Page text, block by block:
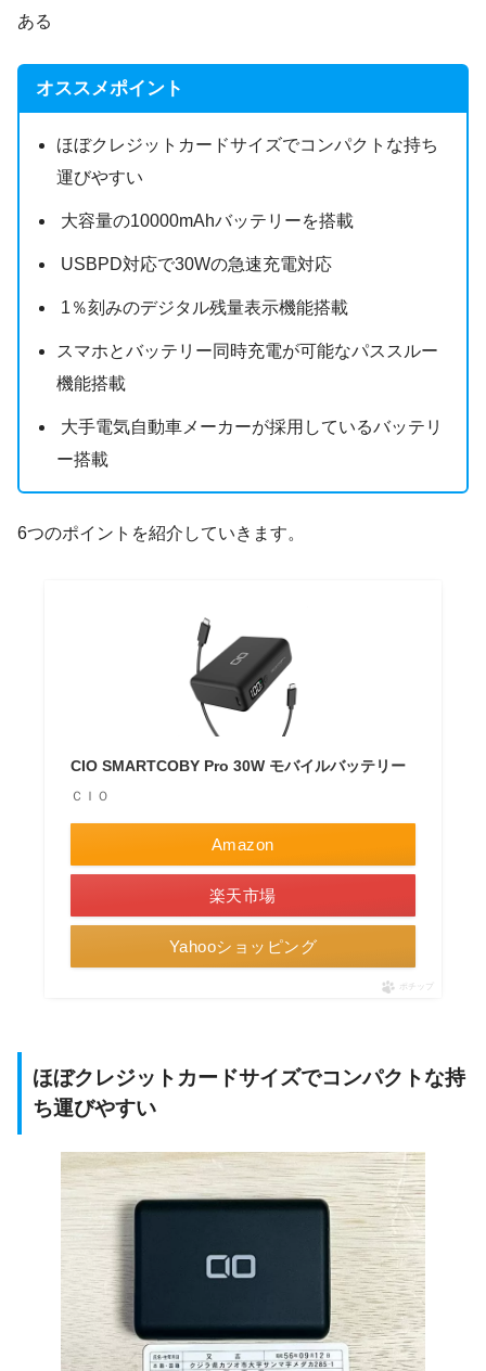
ある
オススメポイント
ほぼクレジットカードサイズでコンパクトな持ち
運びやすい
大容量の10000mAhバッテリーを搭載
USBPD対応で30Wの急速充電対応
1％刻みのデジタル残量表示機能搭載
スマホとバッテリー同時充電が可能なパススルー
機能搭載
大手電気自動車メーカーが採用しているバッテリ
ー搭載
6つのポイントを紹介していきます。
CIO SMARTCOBY Pro 30W モバイルバッテリー
ＣＩＯ
Amazon
楽天市場
Yahooショッピング
ポチップ
ほぼクレジットカードサイズでコンパクトな持
ち運びやすい